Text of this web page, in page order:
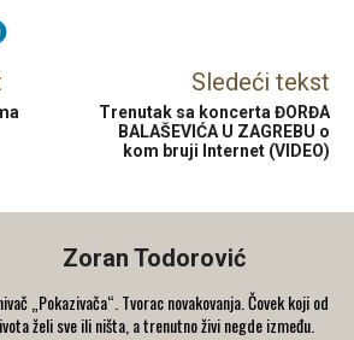
Sledeći tekst
Trenutak sa koncerta ĐORĐA
BALAŠEVIĆA U ZAGREBU o
kom bruji Internet (VIDEO)
Zoran Todorović
„Pokazivača“. Tvorac novakovanja. Čovek koji od
želi sve ili ništa, a trenutno živi negde između.